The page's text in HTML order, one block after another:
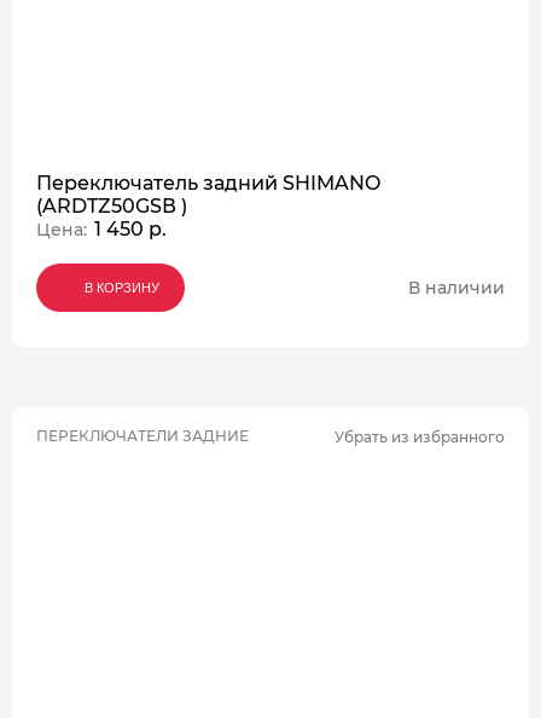
Переключатель задний SHIMANO
(ARDTZ50GSВ )
Цена: 1 450 р.
В КОРЗИНУ
В КОРЗИНУ
В КОРЗИНУ В наличии
ПЕРЕКЛЮЧАТЕЛИ ЗАДНИЕ Убрать из избранного